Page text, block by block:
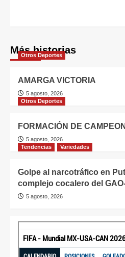
Más historias
Otros Deportes
AMARGA VICTORIA
5 agosto, 2026
Otros Deportes
FORMACIÓN DE
5 agosto, 2026
Tendencias
Variedades
Golpe al narcotráfico en
complejo cocalero del
5 agosto, 2026